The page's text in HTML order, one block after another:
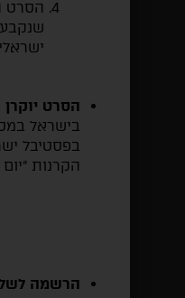
הסרט
בפסטיבל
הקרנות
הרשמה